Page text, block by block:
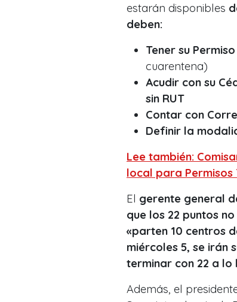
estarán disponibles
deben:
Tener su
cuarentena)
Acudir con su
sin RUT
Contar con
Definir la
Lee también:
local para Permisos
El gerente general
que los 22 puntos
«parten 10 centros
miércoles 5, se irán
terminar con 22 a lo
Además, el